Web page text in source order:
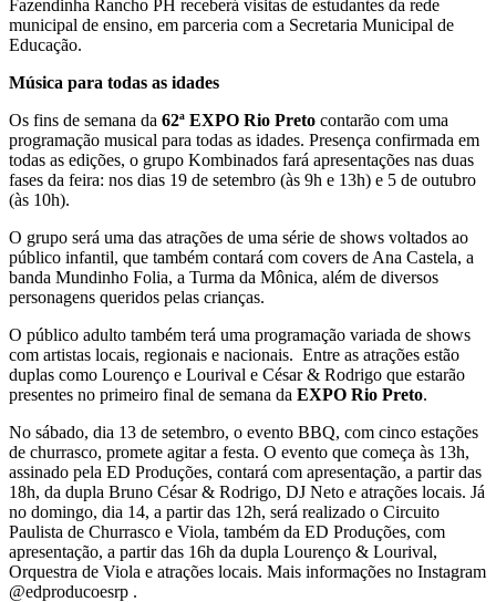
Fazendinha Rancho PH receberá visitas de estudantes da rede
municipal de ensino, em parceria com a Secretaria Municipal de
Educação.
Música para todas as idades
Os fins de semana da 62ª EXPO Rio Preto contarão com uma
programação musical para todas as idades. Presença confirmada em
todas as edições, o grupo Kombinados fará apresentações nas duas
fases da feira: nos dias 19 de setembro (às 9h e 13h) e 5 de outubro
(às 10h).
O grupo será uma das atrações de uma série de shows voltados ao
público infantil, que também contará com covers de Ana Castela, a
banda Mundinho Folia, a Turma da Mônica, além de diversos
personagens queridos pelas crianças.
O público adulto também terá uma programação variada de shows
com artistas locais, regionais e nacionais. Entre as atrações estão
duplas como Lourenço e Lourival e César & Rodrigo que estarão
presentes no primeiro final de semana da EXPO Rio Preto.
No sábado, dia 13 de setembro, o evento BBQ, com cinco estações
de churrasco, promete agitar a festa. O evento que começa às 13h,
assinado pela ED Produções, contará com apresentação, a partir das
18h, da dupla Bruno César & Rodrigo, DJ Neto e atrações locais. Já
no domingo, dia 14, a partir das 12h, será realizado o Circuito
Paulista de Churrasco e Viola, também da ED Produções, com
apresentação, a partir das 16h da dupla Lourenço & Lourival,
Orquestra de Viola e atrações locais. Mais informações no Instagram
@edproducoesrp .